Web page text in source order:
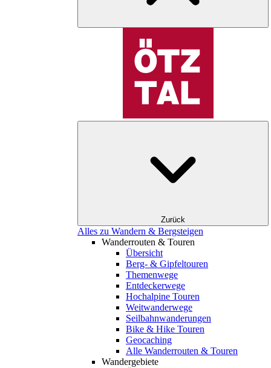
Zurück
Alles zu Wandern & Bergsteigen
Wanderrouten & Touren
Übersicht
Berg- & Gipfeltouren
Themenwege
Entdeckerwege
Hochalpine Touren
Weitwanderwege
Seilbahnwanderungen
Bike & Hike Touren
Geocaching
Alle Wanderrouten & Touren
Wandergebiete